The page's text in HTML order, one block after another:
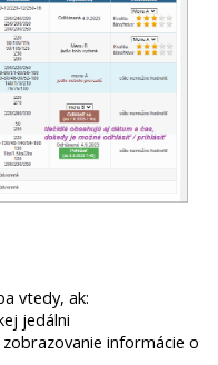
vtedy, ak:
jedálni
informácie o